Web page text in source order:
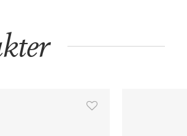
tekstilproducent Kvadrat. Stofferne er lavet
udvalgt for at sikre holdbarhed. Kvadrat-
farver og førsteklasses kvalitet. Reason